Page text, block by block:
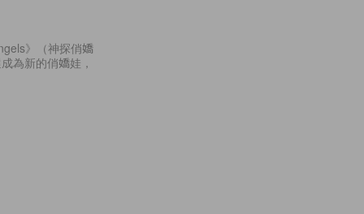
》（神探俏嬌
為新的俏嬌娃，